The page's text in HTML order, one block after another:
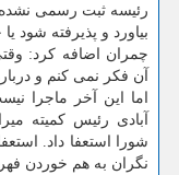
رئیسه ثبت رسمی
بیاورد و پذیرفته شود یا
چمران اضافه کرد:
آن فکر نمی کنم و
اما این آخر ماجرا
آبادی رئیس کمیته
شورا استعفا داد.
نگران به هم خوردن